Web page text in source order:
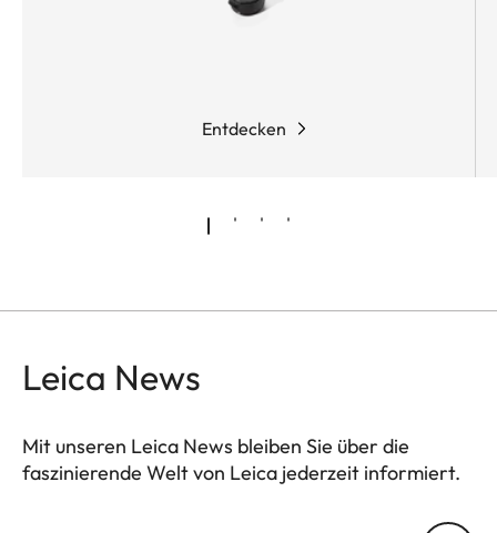
Entdecken
Leica News
Mit unseren Leica News bleiben Sie über die
faszinierende Welt von Leica jederzeit informiert.